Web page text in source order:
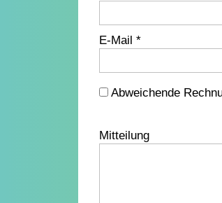
E-Mail *
Abweichende
Mitteilung